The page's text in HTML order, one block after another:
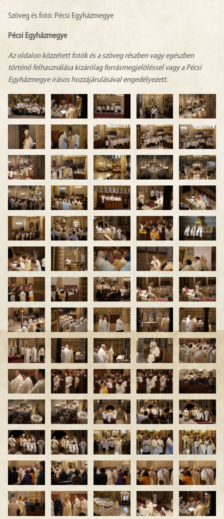
Szöveg és fotó: Pécsi Egyházmegye
Pécsi Egyházmegye
Az oldalon közzétett fotók és a szöveg részben vagy egészben
történő felhasználása kizárólag forrásmegjelöléssel vagy a Pécsi
Egyházmegye írásos hozzájárulásával engedélyezett.